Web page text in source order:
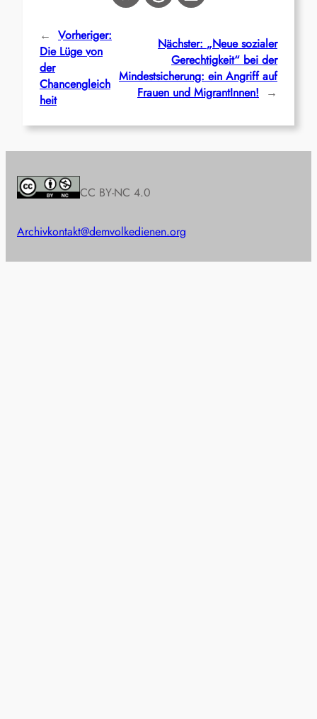
← Vorheriger:
Die Lüge von
der
Chancengleich
heit
Nächster: „Neue sozialer
Gerechtigkeit“ bei der
Mindestsicherung: ein Angriff auf
Frauen und MigrantInnen!
→
CC BY-NC 4.0
Archivkontakt@demvolkedienen.org